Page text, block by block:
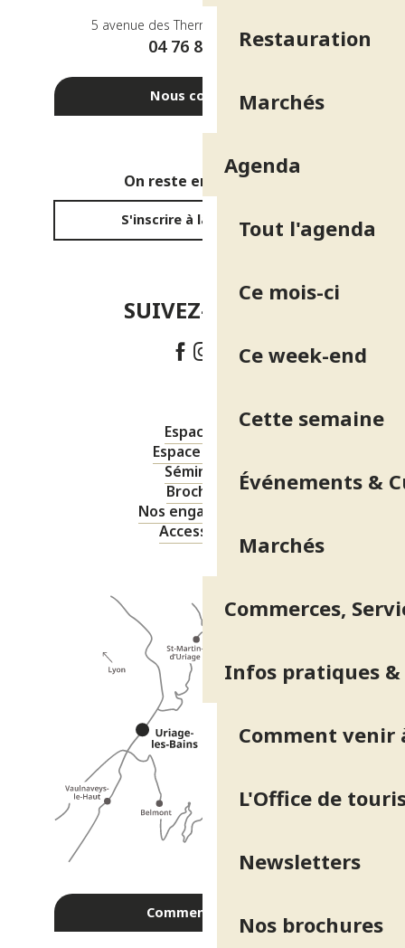
Restauration
Marchés
Agenda
Tout l'agenda
Ce mois-ci
Ce week-end
Cette semaine
Événements &
Marchés
Commerces,
Infos pratiques &
Comment venir
L'Office de
Newsletters
Nos brochures
5 avenue des Thermes - 38410 Uriage
04 76 89 10 27
Nous contacter
On reste en contact ?
S'inscrire à la newsletter
SUIVEZ-NOUS !
Espace pro
Espace presse
Séminaires
Brochures
Nos engagements
Accessibilité
Comment venir ?